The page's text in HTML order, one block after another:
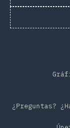
¿Preguntas?